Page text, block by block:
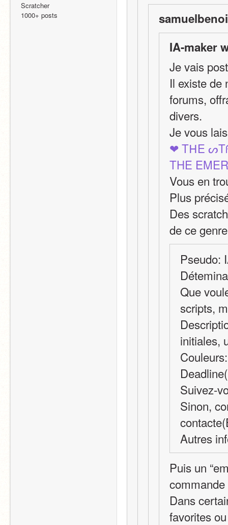
Scratcher
1000+ posts
IA-maker
Je vais
Il existe de
forums,
divers.
Je vous
❤ TᕼE
THE
Vous en
Plus
Des
de ce
Pseudo:
Que
scripts,
initiales,
Suivez-
Sinon,
Autres
Puis un
Dans
favorites